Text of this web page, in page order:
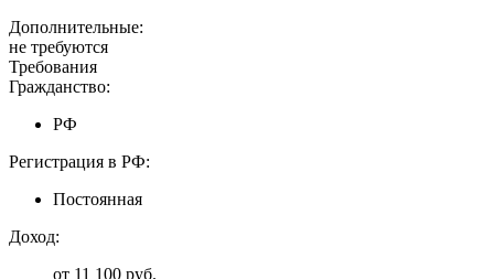
Дополнительные:
не требуются
Требования
Гражданство:
РФ
Регистрация в РФ:
Постоянная
Доход:
от 11 100 руб.